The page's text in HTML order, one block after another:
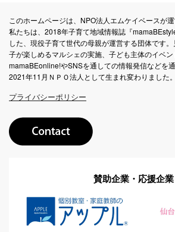
このホームページは、NPO法人エムケイベースが運
私たちは、2018年子育て地域情報誌『
した、現役子育て世代の母親が運営する団体です
子が楽しめるマルシェの実施、子ども主体のイベン
mamaBEonline!やSNSを通しての情報発信などを
2021年11月ＮＰＯ法人として生まれ変わりました。
プライバシーポリシー
賛助企業・応援企業